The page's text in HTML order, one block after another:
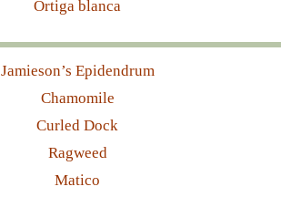
Ortiga blanca
Jamieson’s Epidendrum
Chamomile
Curled Dock
Ragweed
Matico